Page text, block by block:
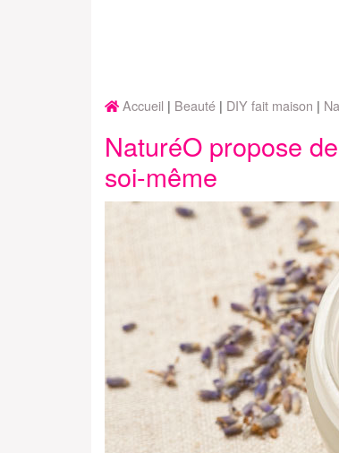
Accueil Beauté DIY fait maison
NaturéO propose
soi-même